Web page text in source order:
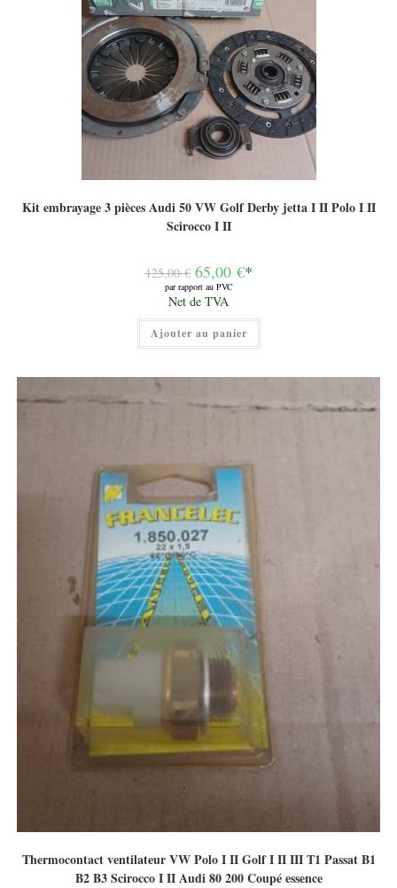
Kit embrayage 3 pièces Audi 50 VW Golf Derby jetta I II Polo I II
Scirocco I II
125,00€ Le
prix
initial
était :
125,00 €.
65,00 €*
par rapport au PVC
Le
prix
actuel
est :
65,00 €.
Net de TVA
Ajouter au panier
Thermocontact ventilateur VW Polo I II Golf I II III T1 Passat B1
B2 B3 Scirocco I II Audi 80 200 Coupé essence